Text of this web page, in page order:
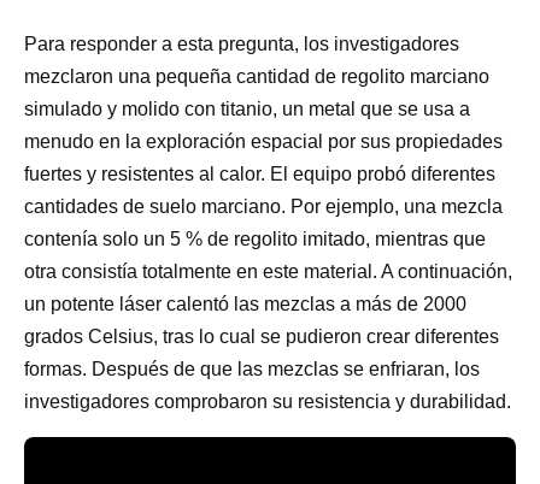
Para responder a esta pregunta, los investigadores
mezclaron una pequeña cantidad de regolito marciano
simulado y molido con titanio, un metal que se usa a
menudo en la exploración espacial por sus propiedades
fuertes y resistentes al calor. El equipo probó diferentes
cantidades de suelo marciano. Por ejemplo, una mezcla
contenía solo un 5 % de regolito imitado, mientras que
otra consistía totalmente en este material. A continuación,
un potente láser calentó las mezclas a más de 2000
grados Celsius, tras lo cual se pudieron crear diferentes
formas. Después de que las mezclas se enfriaran, los
investigadores comprobaron su resistencia y durabilidad.